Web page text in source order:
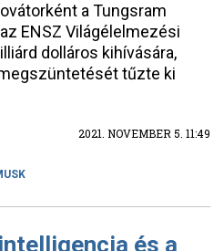
a Tungsram
ENSZ Világélelmezési
dolláros kihívására,
tűzte ki
2021. NOVEMBER 5. 11:49
és a